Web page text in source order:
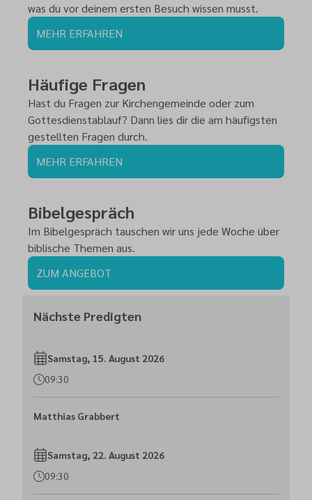
was du vor deinem ersten Besuch wissen musst.
MEHR ERFAHREN
Häufige Fragen
Hast du Fragen zur Kirchengemeinde oder zum
Gottesdienstablauf? Dann lies dir die am häufigsten
gestellten Fragen durch.
MEHR ERFAHREN
Bibelgespräch
Im Bibelgespräch tauschen wir uns jede Woche über
biblische Themen aus.
ZUM ANGEBOT
Nächste Predigten
Samstag, 15. August 2026
09:30
Matthias Grabbert
Samstag, 22. August 2026
09:30